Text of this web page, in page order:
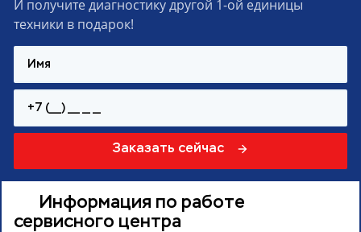
И получите диагностику другой 1-ой единицы
техники в подарок!
Заказать сейчас
Информация по работе
сервисного центра